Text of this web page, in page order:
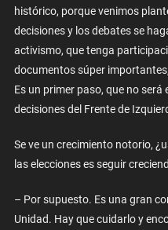
histórico, porque venimos
decisiones y los debates se
activismo, que tenga
documentos súper
Es un primer paso, que no
decisiones del Frente de
Se ve un crecimiento notorio,
las elecciones es seguir
– Por supuesto. Es una gran
Unidad. Hay que cuidarlo y